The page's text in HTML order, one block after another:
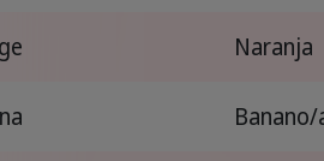
Naranja
Banano/